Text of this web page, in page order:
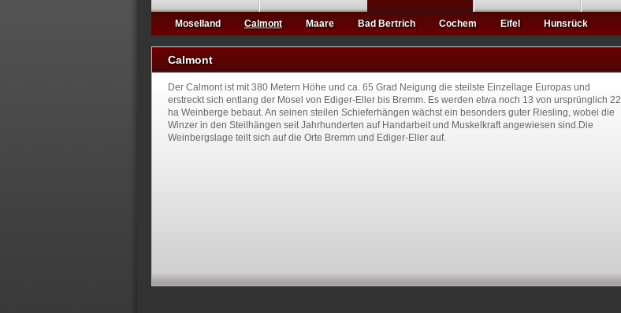
Moselland Calmont Maare Bad Bertrich Cochem Eifel Hunsrück
Calmont
Der Calmont ist mit 380 Metern Höhe und ca. 65 Grad Neigung die steilste Einzellage Europas und
erstreckt sich entlang der Mosel von Ediger-Eller bis Bremm. Es werden etwa noch 13 von ursprünglich 22
ha Weinberge bebaut. An seinen steilen Schieferhängen wächst ein besonders guter Riesling, wobei die
Winzer in den Steilhängen seit Jahrhunderten auf Handarbeit und Muskelkraft angewiesen sind.Die
Weinbergslage teilt sich auf die Orte Bremm und Ediger-Eller auf.